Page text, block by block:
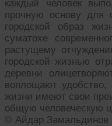
каждый человек
прочную основу для
городской образ
суматохе
растущему
городской жизнью
деревни
воплощают
жизни имеют свои
общую человеческую
© Айдар Замальдинов